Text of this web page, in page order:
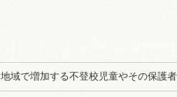
地域で増加する不登校児童やその保護